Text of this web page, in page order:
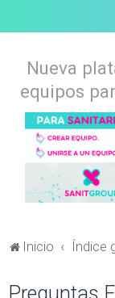
Nueva
equipos
Inicio Índice